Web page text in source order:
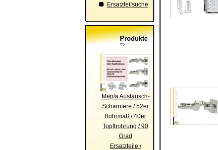
Ersatzteilsuche
Produkte
Mepla Austausch-
Scharniere / 52er
Bohrmaß / 40er
Topfbohrung / 90
Grad
Ersatzteile /